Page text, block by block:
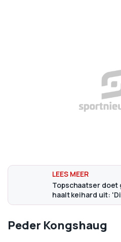
Topschaatser doet
haalt keihard uit:
Peder Kongshaug